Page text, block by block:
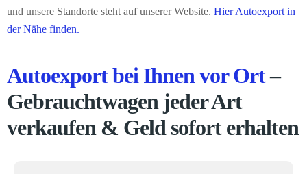
und unsere Standorte steht auf unserer Website. Hier Autoexport in
der Nähe finden.
Autoexport bei Ihnen vor Ort–
Gebrauchtwagen jeder Art
verkaufen & Geld sofort erhalten